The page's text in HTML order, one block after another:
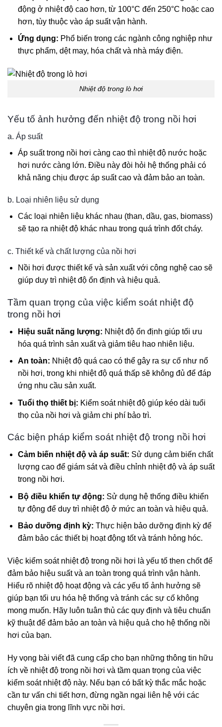
động ở nhiệt độ cao hơn, từ 100°C đến 250°C hoặc cao
hơn, tùy thuộc vào áp suất vận hành.
Ứng dụng: Phổ biến trong các ngành công nghiệp như
thực phẩm, dệt may, hóa chất và nhà máy điện.
Nhiệt độ trong lò hơi
Yếu tố ảnh hưởng đến nhiệt độ trong nồi hơi
a. Áp suất
Áp suất trong nồi hơi càng cao thì nhiệt độ nước hoặc
hơi nước càng lớn. Điều này đòi hỏi hệ thống phải có
khả năng chịu được áp suất cao và đảm bảo an toàn.
b. Loại nhiên liệu sử dụng
Các loại nhiên liệu khác nhau (than, dầu, gas, biomass)
sẽ tạo ra nhiệt độ khác nhau trong quá trình đốt cháy.
c. Thiết kế và chất lượng của nồi hơi
Nồi hơi được thiết kế và sản xuất với công nghệ cao sẽ
giúp duy trì nhiệt độ ổn định và hiệu quả.
Tầm quan trọng của việc kiểm soát nhiệt độ
trong nồi hơi
Hiệu suất năng lượng: Nhiệt độ ổn định giúp tối ưu
hóa quá trình sản xuất và giảm tiêu hao nhiên liệu.
An toàn: Nhiệt độ quá cao có thể gây ra sự cố như nổ
nồi hơi, trong khi nhiệt độ quá thấp sẽ không đủ để đáp
ứng nhu cầu sản xuất.
Tuổi thọ thiết bị: Kiểm soát nhiệt độ giúp kéo dài tuổi
thọ của nồi hơi và giảm chi phí bảo trì.
Các biện pháp kiểm soát nhiệt độ trong nồi hơi
Cảm biến nhiệt độ và áp suất: Sử dụng cảm biến chất
lượng cao để giám sát và điều chỉnh nhiệt độ và áp suất
trong nồi hơi.
Bộ điều khiển tự động: Sử dụng hệ thống điều khiển
tự động để duy trì nhiệt độ ở mức an toàn và hiệu quả.
Bảo dưỡng định kỳ: Thực hiện bảo dưỡng định kỳ để
đảm bảo các thiết bị hoạt động tốt và tránh hỏng hóc.
Việc kiểm soát nhiệt độ trong nồi hơi là yếu tố then chốt để
đảm bảo hiệu suất và an toàn trong quá trình vận hành.
Hiểu rõ nhiệt độ hoạt động và các yếu tố ảnh hưởng sẽ
giúp bạn tối ưu hóa hệ thống và tránh các sự cố không
mong muốn. Hãy luôn tuân thủ các quy định và tiêu chuẩn
kỹ thuật để đảm bảo an toàn và hiệu quả cho hệ thống nồi
hơi của bạn.
Hy vọng bài viết đã cung cấp cho bạn những thông tin hữu
ích về nhiệt độ trong nồi hơi và tầm quan trọng của việc
kiểm soát nhiệt độ này. Nếu bạn có bất kỳ thắc mắc hoặc
cần tư vấn chi tiết hơn, đừng ngần ngại liên hệ với các
chuyên gia trong lĩnh vực nồi hơi.